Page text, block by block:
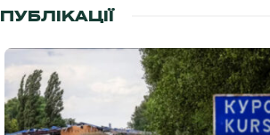
ПУБЛІКАЦІЇ